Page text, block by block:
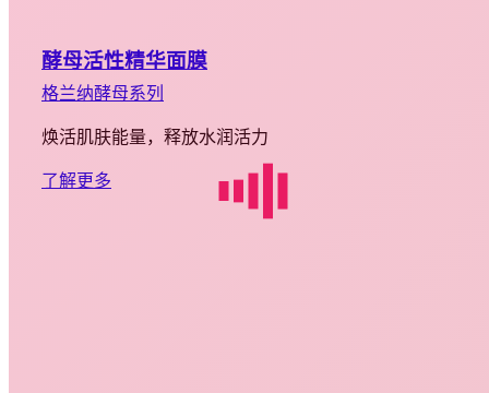
酵母活性精华面膜
格兰纳酵母系列
焕活肌肤能量，释放水润活力
了解更多